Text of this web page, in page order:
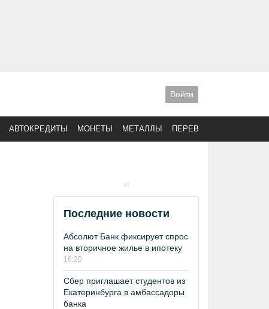
Войти
АВТОКРЕДИТЫ МОНЕТЫ МЕТАЛЛЫ ПЕРЕВОДЫ
Последние новости
Абсолют Банк фиксирует спрос
на вторичное жилье в ипотеку
16:20
Сбер приглашает студентов из
Екатеринбурга в амбассадоры
банка